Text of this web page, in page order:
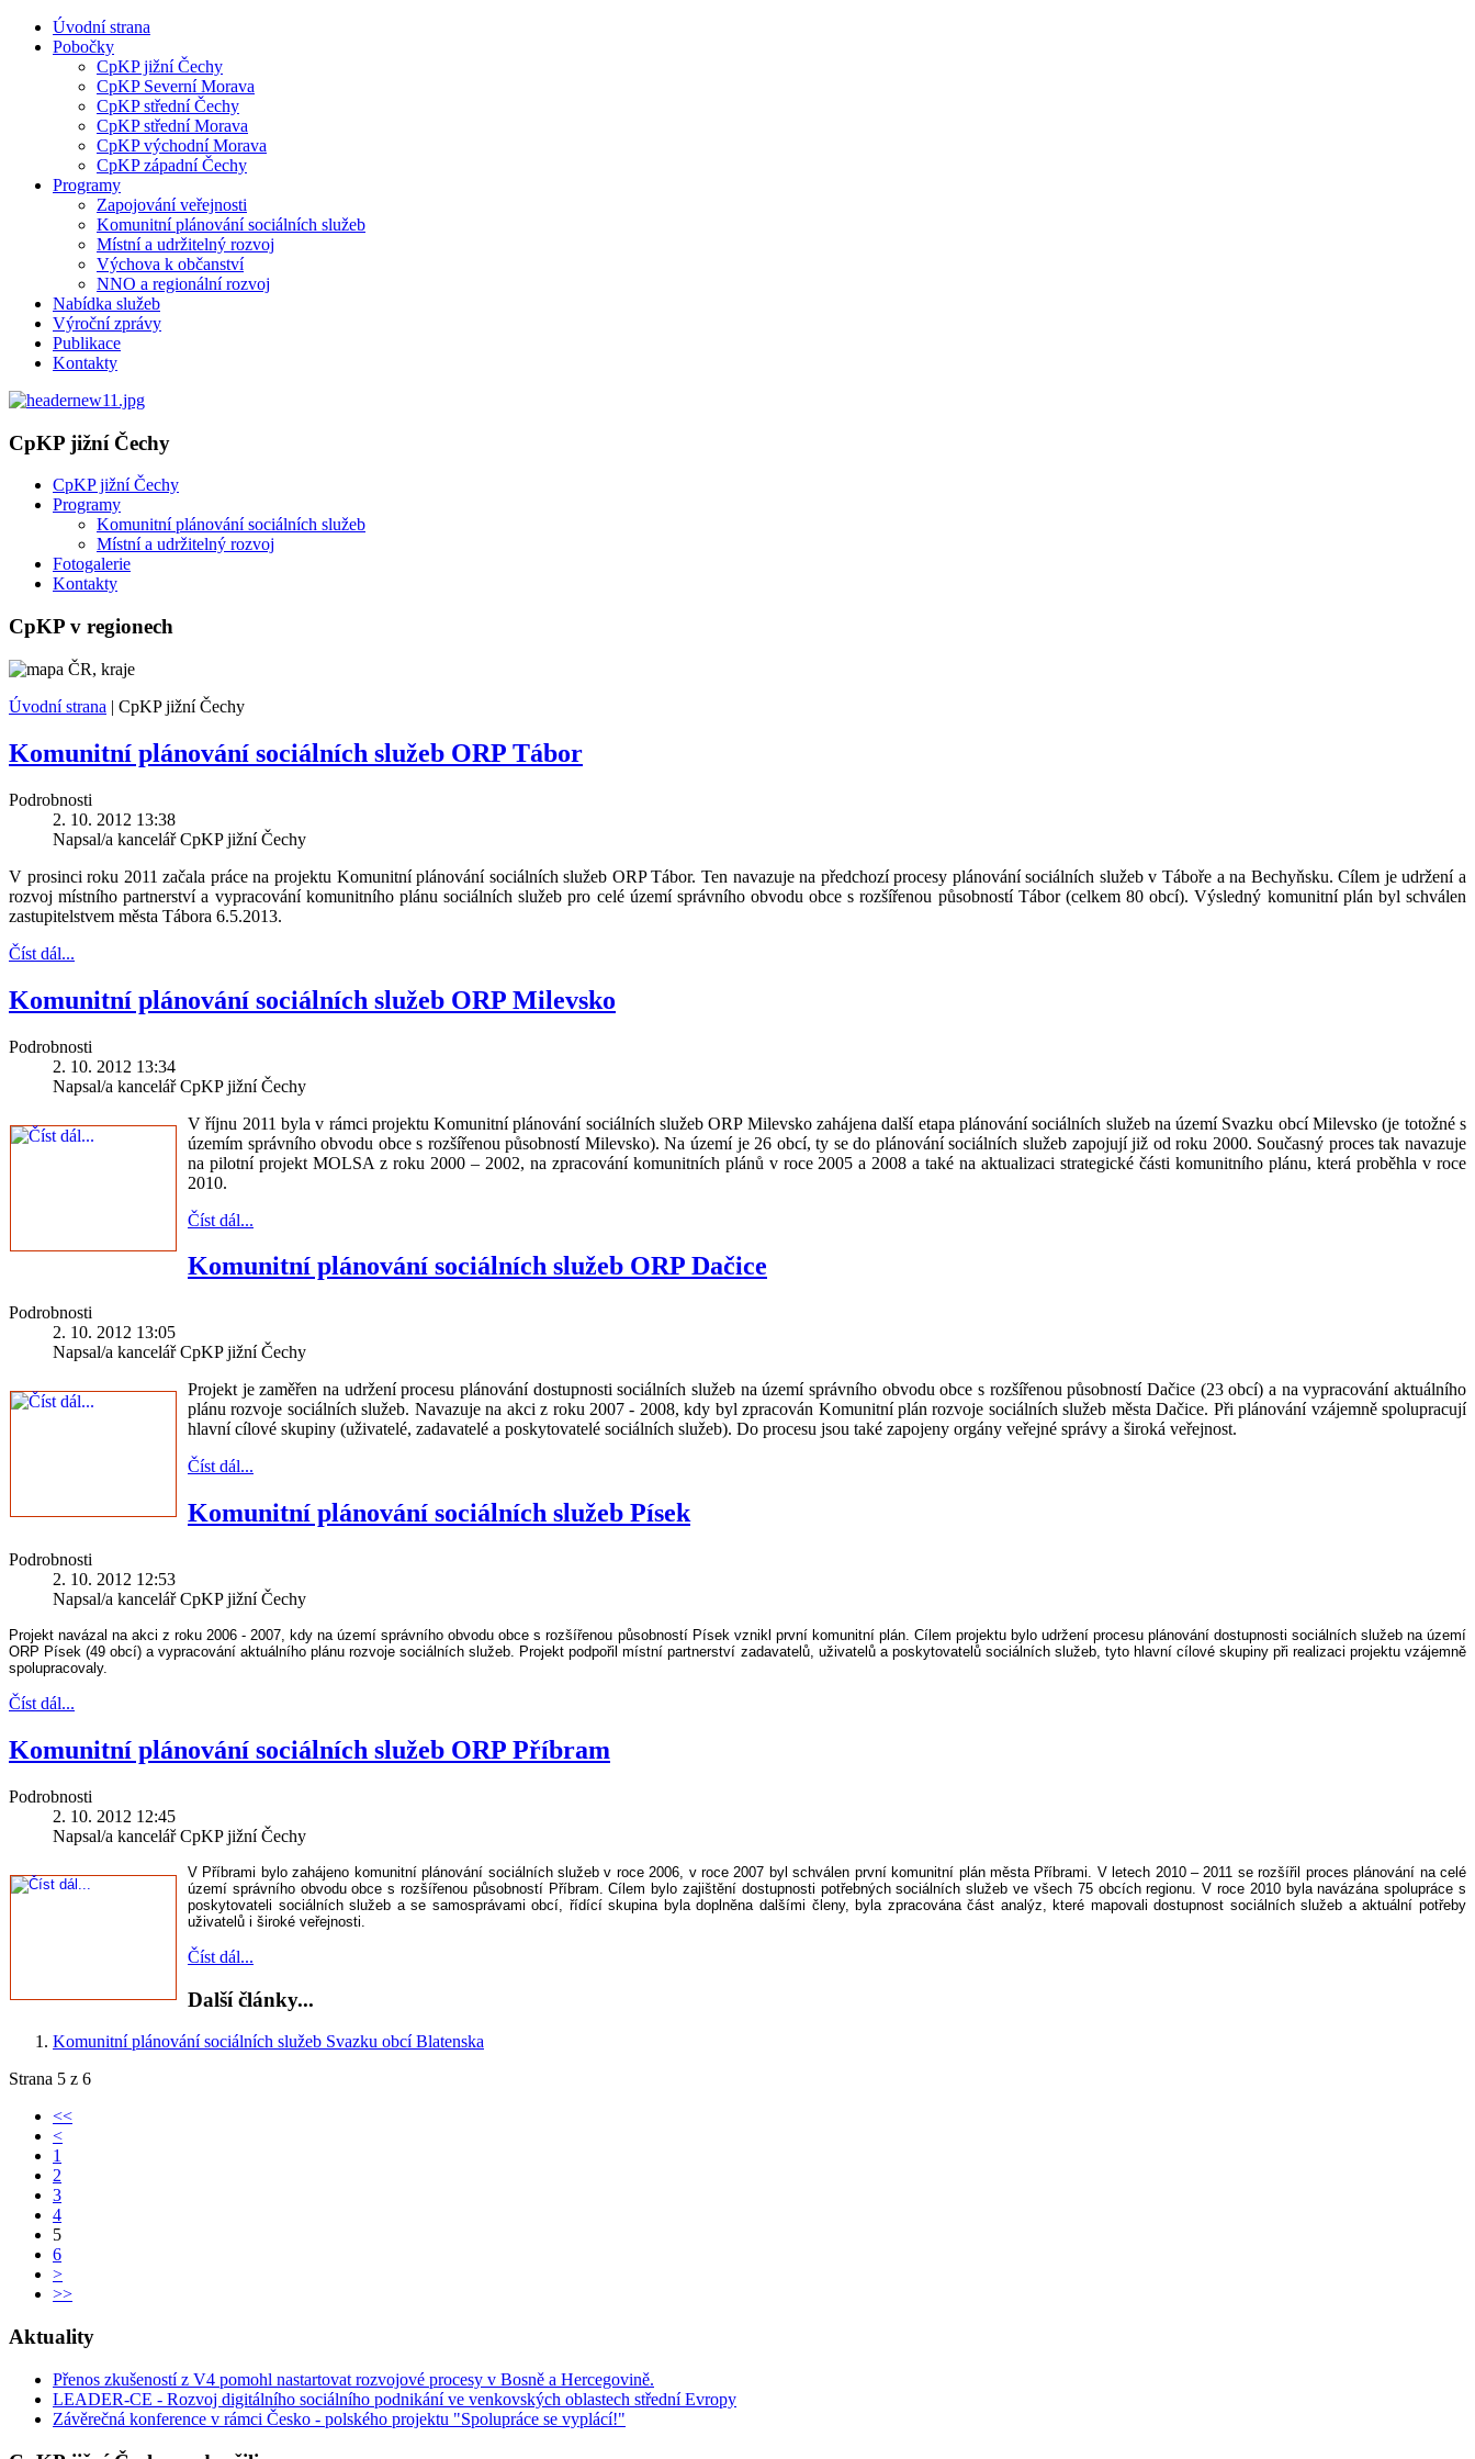
Úvodní strana
Pobočky
CpKP jižní Čechy
CpKP Severní Morava
CpKP střední Čechy
CpKP střední Morava
CpKP východní Morava
CpKP západní Čechy
Programy
Zapojování veřejnosti
Komunitní plánování sociálních služeb
Místní a udržitelný rozvoj
Výchova k občanství
NNO a regionální rozvoj
Nabídka služeb
Výroční zprávy
Publikace
Kontakty
CpKP jižní Čechy
CpKP jižní Čechy
Programy
Komunitní plánování sociálních služeb
Místní a udržitelný rozvoj
Fotogalerie
Kontakty
CpKP v regionech
Úvodní strana | CpKP jižní Čechy
Komunitní plánování sociálních služeb ORP Tábor
Podrobnosti
2. 10. 2012 13:38
Napsal/a kancelář CpKP jižní Čechy
V prosinci roku 2011 začala práce na projektu Komunitní plánování sociálních služeb ORP Tábor. Ten navazuje na předchozí procesy plánování sociálních služeb v Táboře a na Bechyňsku. Cílem je udržení a
rozvoj místního partnerství a vypracování komunitního plánu sociálních služeb pro celé území správního obvodu obce s rozšířenou působností Tábor (celkem 80 obcí). Výsledný komunitní plán byl schválen
zastupitelstvem města Tábora 6.5.2013.
Číst dál...
Komunitní plánování sociálních služeb ORP Milevsko
Podrobnosti
2. 10. 2012 13:34
Napsal/a kancelář CpKP jižní Čechy
V říjnu 2011 byla v rámci projektu Komunitní plánování sociálních služeb ORP Milevsko zahájena další etapa plánování sociálních služeb na území Svazku obcí Milevsko (je totožné s
územím správního obvodu obce s rozšířenou působností Milevsko). Na území je 26 obcí, ty se do plánování sociálních služeb zapojují již od roku 2000. Současný proces tak navazuje
na pilotní projekt MOLSA z roku 2000 – 2002, na zpracování komunitních plánů v roce 2005 a 2008 a také na aktualizaci strategické části komunitního plánu, která proběhla v roce
2010.
Číst dál...
Komunitní plánování sociálních služeb ORP Dačice
Podrobnosti
2. 10. 2012 13:05
Napsal/a kancelář CpKP jižní Čechy
Projekt je zaměřen na udržení procesu plánování dostupnosti sociálních služeb na území správního obvodu obce s rozšířenou působností Dačice (23 obcí) a na vypracování aktuálního
plánu rozvoje sociálních služeb. Navazuje na akci z roku 2007 - 2008, kdy byl zpracován Komunitní plán rozvoje sociálních služeb města Dačice. Při plánování vzájemně spolupracují
hlavní cílové skupiny (uživatelé, zadavatelé a poskytovatelé sociálních služeb). Do procesu jsou také zapojeny orgány veřejné správy a široká veřejnost.
Číst dál...
Komunitní plánování sociálních služeb Písek
Podrobnosti
2. 10. 2012 12:53
Napsal/a kancelář CpKP jižní Čechy
Projekt navázal na akci z roku 2006 - 2007, kdy na území správního obvodu obce s rozšířenou působností Písek vznikl první komunitní plán. Cílem projektu bylo udržení procesu plánování dostupnosti sociálních služeb na území
ORP Písek (49 obcí) a vypracování aktuálního plánu rozvoje sociálních služeb. Projekt podpořil místní partnerství zadavatelů, uživatelů a poskytovatelů sociálních služeb, tyto hlavní cílové skupiny při realizaci projektu vzájemně
spolupracovaly.
Číst dál...
Komunitní plánování sociálních služeb ORP Příbram
Podrobnosti
2. 10. 2012 12:45
Napsal/a kancelář CpKP jižní Čechy
V Příbrami bylo zahájeno komunitní plánování sociálních služeb v roce 2006, v roce 2007 byl schválen první komunitní plán města Příbrami. V letech 2010 – 2011 se rozšířil proces plánování na celé
území správního obvodu obce s rozšířenou působností Příbram. Cílem bylo zajištění dostupnosti potřebných sociálních služeb ve všech 75 obcích regionu. V roce 2010 byla navázána spolupráce s
poskytovateli sociálních služeb a se samosprávami obcí, řídící skupina byla doplněna dalšími členy, byla zpracována část analýz, které mapovali dostupnost sociálních služeb a aktuální potřeby
uživatelů i široké veřejnosti.
Číst dál...
Další články...
Komunitní plánování sociálních služeb Svazku obcí Blatenska
Strana 5 z 6
<<
<
1
2
3
4
5
6
>
>>
Aktuality
Přenos zkušeností z V4 pomohl nastartovat rozvojové procesy v Bosně a Hercegovině.
LEADER-CE - Rozvoj digitálního sociálního podnikání ve venkovských oblastech střední Evropy
Závěrečná konference v rámci Česko - polského projektu "Spolupráce se vyplácí!"